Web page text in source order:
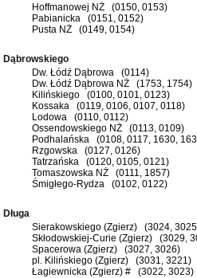
Hoffmanowej NŻ (0150, 0153)
Pabianicka (0151, 0152)
Pusta NŻ (0149, 0154)
Dąbrowskiego
Dw. Łódź Dąbrowa (0114)
Dw. Łódź Dąbrowa NŻ (1753, 1754)
Kilińskiego (0100, 0101, 0123)
Kossaka (0119, 0106, 0107, 0118)
Lodowa (0110, 0112)
Ossendowskiego NŻ (0113, 0109)
Podhalańska (0108, 0117, 1630,
Rzgowska (0127, 0126)
Tatrzańska (0120, 0105, 0121)
Tomaszowska NŻ (0111, 1857)
Śmigłego-Rydza (0102, 0122)
Długa
Sierakowskiego (Zgierz) (3024,
Skłodowskiej-Curie (Zgierz) (3029,
Spacerowa (Zgierz) (3027, 3026)
pl. Kilińskiego (Zgierz) (3031, 3221)
Łagiewnicka (Zgierz) # (3022, 3023)